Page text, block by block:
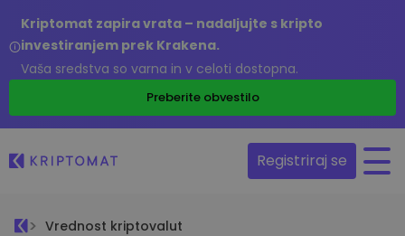
Kriptomat zapira vrata – nadaljujte s kripto
investiranjem prek Krakena.
Vaša sredstva so varna in v celoti dostopna.
Preberite obvestilo
Registriraj se
Vrednost kriptovalut